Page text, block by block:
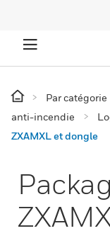
Par catégorie
anti-incendie
ZXAMXL et dongle